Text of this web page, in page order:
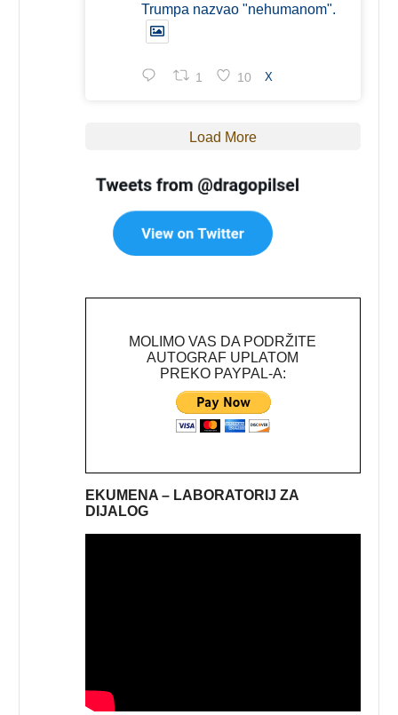
Trumpa nazvao "nehumanom".
1 10 X
Load More
MOLIMO VAS DA PODRŽITE
AUTOGRAF UPLATOM
PREKO PAYPAL-A:
EKUMENA – LABORATORIJ ZA
DIJALOG